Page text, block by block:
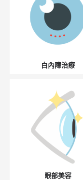
白內障治療
眼部美容